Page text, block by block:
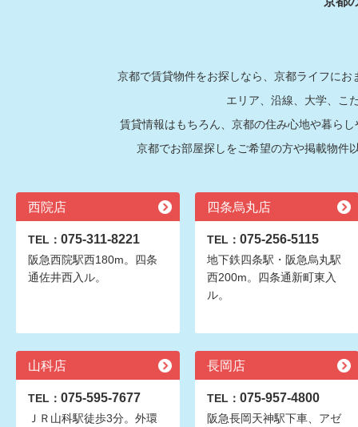
京都で賃貸物件をお探しなら、京都ライフに
エリア、沿線、大学、こ
賃貸情報はもちろん、京都の住み心地や暮ら
京都でお部屋探しをご希望の方や掲載物件
西院店
TEL： 075-311-8221
阪急西院駅西180m。四条
通佐井西入ル。
四条烏丸店
TEL： 075-256-5115
地下鉄四条駅・阪急烏丸駅
西200m。四条通新町東入
ル。
山科店
TEL： 075-595-7677
ＪＲ山科駅徒歩3分。外環
長岡店
TEL： 075-957-4800
阪急長岡天神駅下車、アゼ